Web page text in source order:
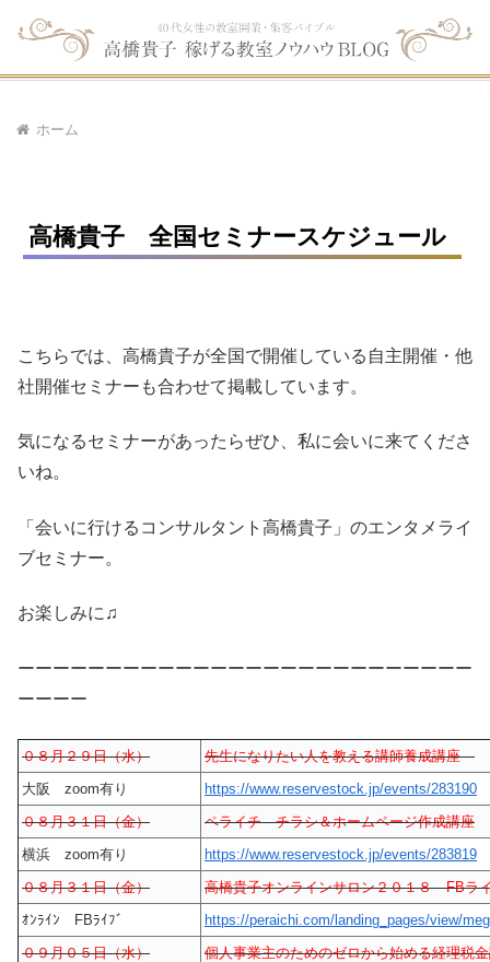
ホーム
高橋貴子 全国セミナースケジュール
こちらでは、高橋貴子が全国で開催している自主開催・他
社開催セミナーも合わせて掲載しています。
気になるセミナーがあったらぜひ、私に会いに来てくださ
いね。
「会いに行けるコンサルタント高橋貴子」のエンタメライ
ブセミナー。
お楽しみに♫
ーーーーーーーーーーーーーーーーーーーーーーーーーー
ーーーー
０８月２９日（水）
先生になりたい人を教える講師養成講座
大阪 zoom有り
https://www.reservestock.jp/events/283190
０８月３１日（金）
ペライチ チラシ＆ホームページ作成講座
横浜 zoom有り
https://www.reservestock.jp/events/283819
０８月３１日（金）
高橋貴子オンラインサロン２０１８ FBラ
ｵﾝﾗｲﾝ FBﾗｲﾌﾞ
https://peraichi.com/landing_pages/view/
０９月０５日（水）
個人事業主のためのゼロから始める経理税